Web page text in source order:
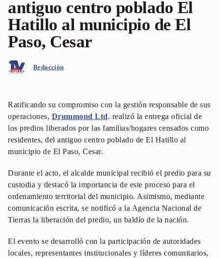
antiguo centro poblado El
Hatillo al municipio de El
Paso, Cesar
Redacción
Ratificando su compromiso con la gestión responsable de sus
operaciones, Drummond Ltd. realizó la entrega oficial de
los predios liberados por las familias/hogares censados como
residentes, del antiguo centro poblado de El Hatillo al
municipio de El Paso, Cesar.
Durante el acto, el alcalde municipal recibió el predio para su
custodia y destacó la importancia de este proceso para el
ordenamiento territorial del municipio. Asimismo, mediante
comunicación escrita, se notificó a la Agencia Nacional de
Tierras la liberación del predio, un baldío de la nación.
El evento se desarrolló con la participación de autoridades
locales, representantes institucionales y líderes comunitarios,